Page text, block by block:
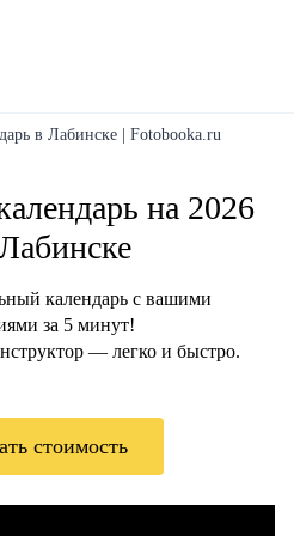
в Лабинске | Fotobooka.ru
на 2026
календарь с вашими
за 5 минут!
— легко и быстро.
стоимость